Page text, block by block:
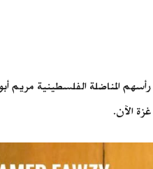
المناضلة الفلسطينية مريم
الآن.